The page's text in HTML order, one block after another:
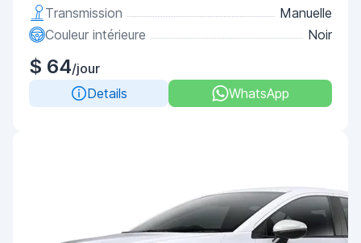
Transmission
Manuelle
Couleur intérieure
Noir
$ 64/jour
Details
WhatsApp